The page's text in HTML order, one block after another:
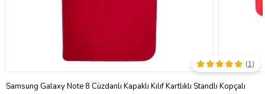
Samsung Galaxy Note 8 Cüzdanlı Kapaklı Kılıf Kartlıklı Standlı Kopçalı
(1)